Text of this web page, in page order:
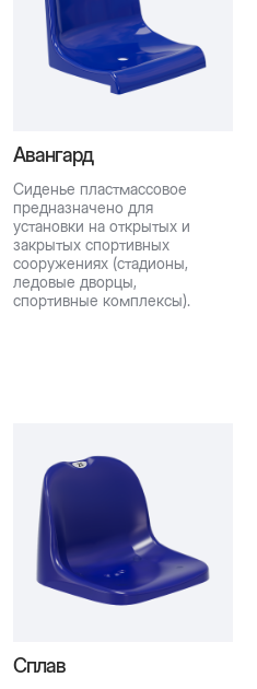
Авангард
Сиденье пластмассовое
предназначено для
установки на открытых и
закрытых спортивных
сооружениях (стадионы,
ледовые дворцы,
спортивные комплексы).
Сплав